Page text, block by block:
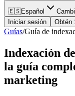
🇪🇸Español
Iniciar sesión
Obtén
Guías/Guía de
Indexación
la guía
marketing